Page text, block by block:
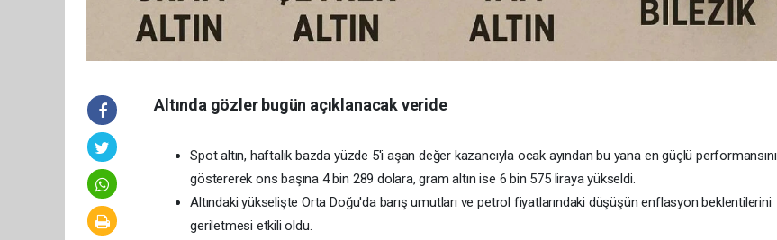
Altında gözler bugün açıklanacak veride
Spot altın, haftalık bazda yüzde 5'i aşan değer kazancıyla ocak ayından bu yana en güçlü performansını
göstererek ons başına 4 bin 289 dolara, gram altın ise 6 bin 575 liraya yükseldi.
Altındaki yükselişte Orta Doğu'da barış umutları ve petrol fiyatlarındaki düşüşün enflasyon beklentilerini
geriletmesi etkili oldu.